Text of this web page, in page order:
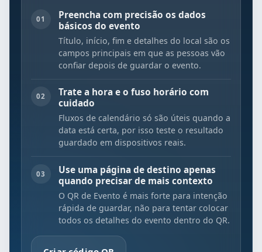
01
Preencha com precisão os dados
básicos do evento
Título, início, fim e detalhes do local são os
campos principais em que as pessoas vão
confiar depois de guardar o evento.
02
Trate a hora e o fuso horário com
cuidado
Fluxos de calendário só são úteis quando a
data está certa, por isso teste o resultado
guardado em dispositivos reais.
03
Use uma página de destino apenas
quando precisar de mais contexto
O QR de Evento é mais forte para intenção
rápida de guardar, não para tentar colocar
todos os detalhes do evento dentro do QR.